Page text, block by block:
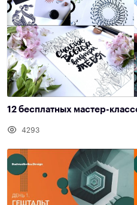
12 бесплатных мастер-
4293